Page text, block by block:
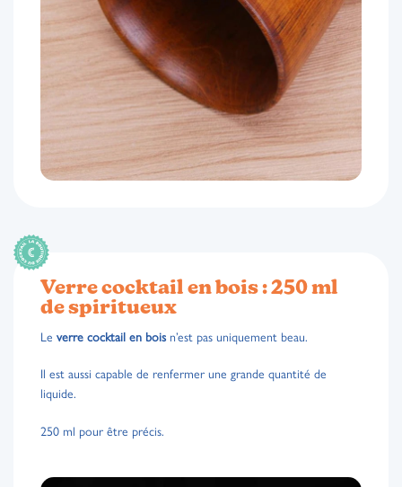
Verre cocktail en bois : 250 ml
de spiritueux
Le verre cocktail en bois n’est pas uniquement beau.
Il est aussi capable de renfermer une grande quantité de
liquide.
250 ml pour être précis.